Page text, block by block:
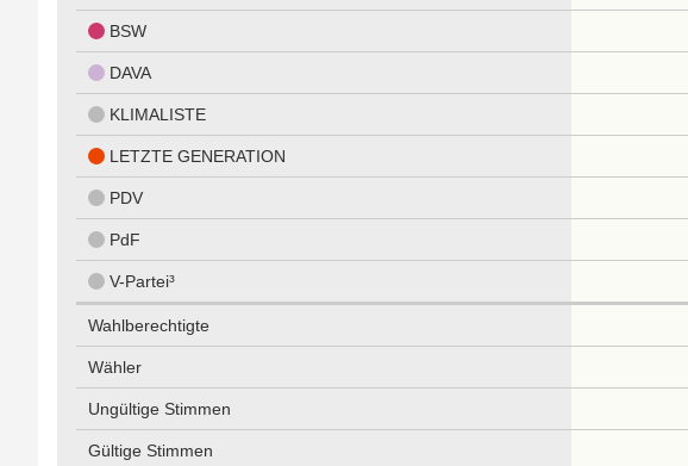
BSW
DAVA
KLIMALISTE
LETZTE GENERATION
PDV
PdF
V-Partei³
Wahlberechtigte
Wähler
Ungültige Stimmen
Gültige Stimmen